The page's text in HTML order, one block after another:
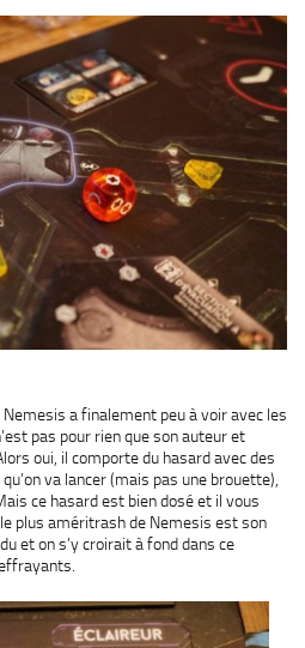
a finalement peu à voir avec les
pas pour rien que son auteur et
oui, il comporte du hasard avec des
va lancer (mais pas une brouette),
ce hasard est bien dosé et il vous
plus améritrash de Nemesis est son
et on s’y croirait à fond dans ce